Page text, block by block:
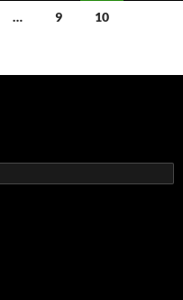
… 9 10